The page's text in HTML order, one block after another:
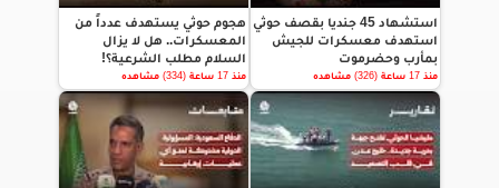
استشهاد 45 جنديا بقصف حوثي
استهدف معسكرات للجيش
بمأرب وحضرموت
منذ 17 ساعة (326) مشاهده
هجوم حوثي يستهدف عدداً من
المعسكرات.. هل لا يزال
السلام مطلب الشرعية؟!
منذ 17 ساعة (334) مشاهده